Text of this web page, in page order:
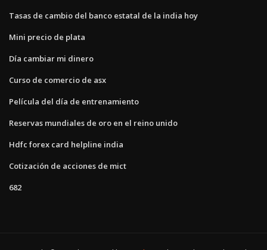
Tasas de cambio del banco estatal de la india hoy
Mini precio de plata
Día cambiar mi dinero
Curso de comercio de asx
Película del día de entrenamiento
Reservas mundiales de oro en el reino unido
Hdfc forex card helpline india
Cotización de acciones de mict
682